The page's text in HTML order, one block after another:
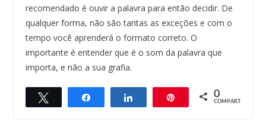
recomendado é ouvir a palavra para então decidir. De
qualquer forma, não são tantas as exceções e com o
tempo você aprenderá o formato correto. O
importante é entender que é o som da palavra que
importa, e não a sua grafia.
Compartilhar Compartilhar 0
COMPART.